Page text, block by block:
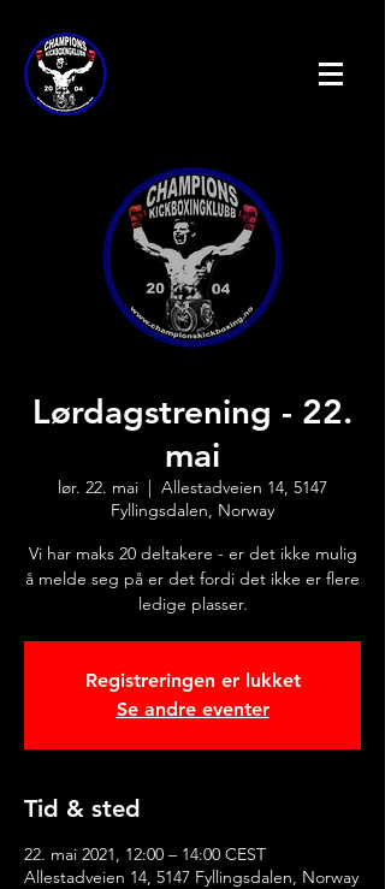
Lørdagstrening - 22.
mai
lør. 22. mai
  |
Allestadveien 14, 5147
Fyllingsdalen, Norway
Vi har maks 20 deltakere - er det ikke mulig
å melde seg på er det fordi det ikke er flere
ledige plasser.
Registreringen er lukket
Se andre eventer
Tid & sted
22. mai 2021, 12:00 – 14:00 CEST
Allestadveien 14, 5147 Fyllingsdalen, Norway